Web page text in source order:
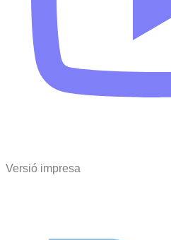
Versió impresa